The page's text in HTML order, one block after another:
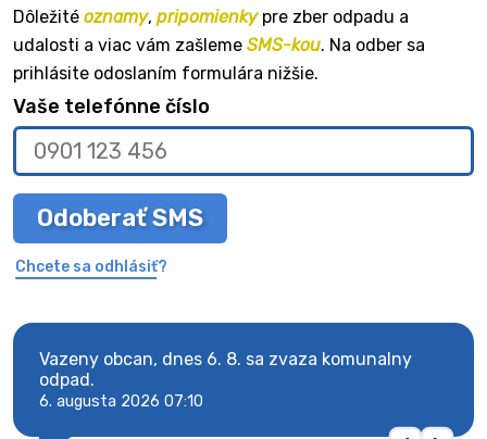
Dôležité oznamy, pripomienkypre zber odpadu a
udalosti a viac vám zašleme SMS-kou. Na odber sa
prihlásite odoslaním formulára nižšie.
Vaše telefónne číslo
Odoberať SMS
Chcete sa odhlásiť?
Vazeny obcan, dnes 6. 8. sa zvaza komunalny
odpad.
6. augusta 2026 07:10